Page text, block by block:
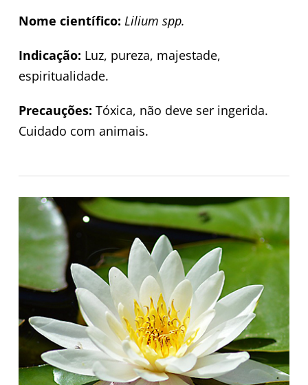
Nome científico: Lilium spp.
Indicação: Luz, pureza, majestade,
espiritualidade.
Precauções: Tóxica, não deve ser ingerida.
Cuidado com animais.